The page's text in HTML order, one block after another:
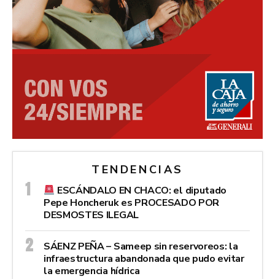
TENDENCIAS
ESCÁNDALO EN CHACO: el diputado
Pepe Honcheruk es PROCESADO POR
DESMOSTES ILEGAL
SÁENZ PEÑA – Sameep sin reservoreos: la
infraestructura abandonada que pudo evitar
la emergencia hídrica